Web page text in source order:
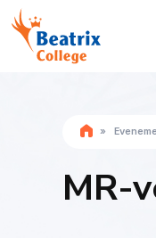
»
MR-